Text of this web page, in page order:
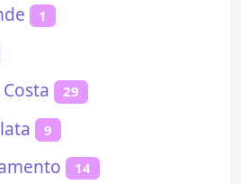
1
29
9
14